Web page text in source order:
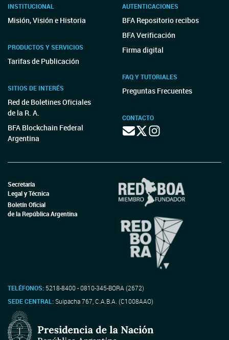
INSTITUCIONAL
Misión, Visión e Historia
PRODUCTOS Y SERVICIOS
Tarifas de Publicación
SITIOS DE INTERÉS
Red de Boletines Oficiales
de la R. A.
BFA Blockchain Federal
Argentina
AUTENTICACIONES
BFA Repositorio recibos
BFA Verificación
Firma digital
FAQ Y TUTORIALES
Preguntas Frecuentes
CONTACTO
Secretaría
Legal y Técnica
Boletín Oficial
de la República Argentina
TELÉFONOS: 5218-8400 - 0810-345-BORA (2672)
SEDE CENTRAL:Suipacha 767, C.A.B.A. (C1008AAO)